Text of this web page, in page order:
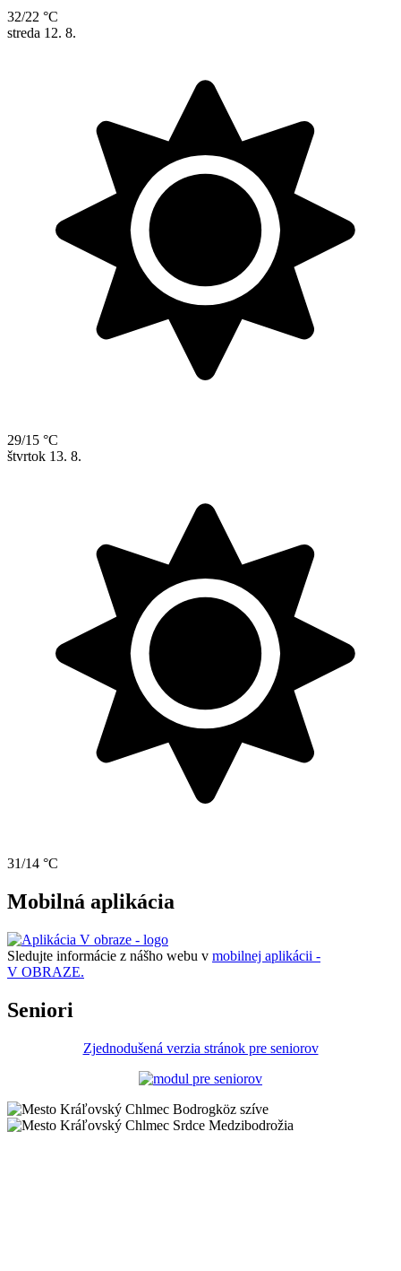
32/22 °C
streda 12. 8.
29/15 °C
štvrtok 13. 8.
31/14 °C
Mobilná aplikácia
Sledujte informácie z nášho webu v mobilnej aplikácii -
V OBRAZE.
Seniori
Zjednodušená verzia stránok pre seniorov
Bodrogköz szíve
Srdce Medzibodrožia